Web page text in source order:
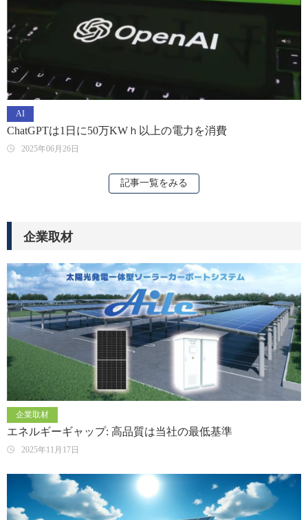
AI
ChatGPTは1日に50万KWｈ以上の電力を消費
2025年06月26日
記事一覧をみる
企業取材
企業取材
エネルギーギャップ: 高品質は当社の最低基準
2025年11月17日